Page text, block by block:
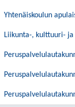
Yhtenäiskoulun
Liikunta-, kulttuuri-